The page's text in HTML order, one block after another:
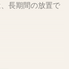
長期間の放置で